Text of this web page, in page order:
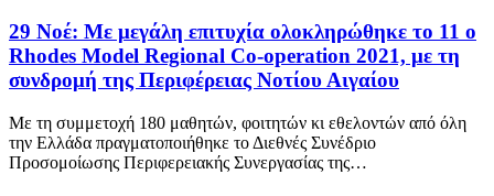
29 Νοέ: Με μεγάλη επιτυχία ολοκληρώθηκε το 11 ο
Rhodes Model Regional Co-operation 2021, με τη
συνδρομή της Περιφέρειας Νοτίου Αιγαίου
Με τη συμμετοχή 180 μαθητών, φοιτητών κι εθελοντών από όλη
την Ελλάδα πραγματοποιήθηκε το Διεθνές Συνέδριο
Προσομοίωσης Περιφερειακής Συνεργασίας της…